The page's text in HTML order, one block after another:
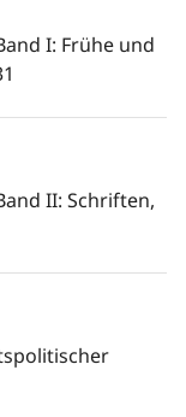
I: Frühe und
II: Schriften,